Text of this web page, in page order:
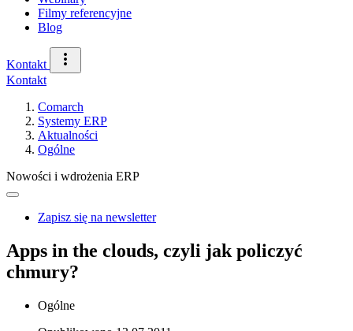
Filmy referencyjne
Blog
Kontakt
Kontakt
Comarch
Systemy ERP
Aktualności
Ogólne
Nowości i wdrożenia ERP
Zapisz się na newsletter
Apps in the clouds, czyli jak policzyć
chmury?
Ogólne